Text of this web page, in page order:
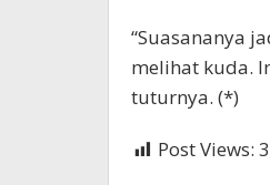
“Suasananya
melihat kuda.
tuturnya. (*)
Post Views: